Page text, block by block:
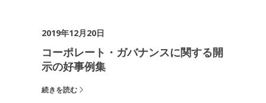
2019年12月20日
コーポレート・ガバナンスに関する開
示の好事例集
続きを読む